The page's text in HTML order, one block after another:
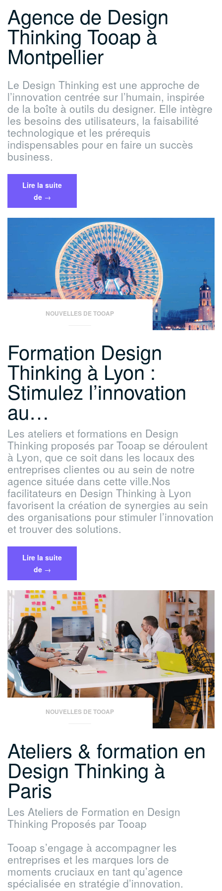
Agence de Design
Thinking Tooap à
Montpellier
Le Design Thinking est une approche de
l’innovation centrée sur l’humain, inspirée
de la boîte à outils du designer. Elle intègre
les besoins des utilisateurs, la faisabilité
technologique et les prérequis
indispensables pour en faire un succès
business.
Lire la suite
de « Agence
de
Design
Tooap
Montpellier »
→
NOUVELLES DE TOOAP
Formation Design
Thinking à Lyon :
Stimulez l’innovation
au…
Les ateliers et formations en Design
Thinking proposés par Tooap se déroulent
à Lyon, que ce soit dans les locaux des
entreprises clientes ou au sein de notre
agence située dans cette ville.Nos
facilitateurs en Design Thinking à Lyon
favorisent la création de synergies au sein
des organisations pour stimuler l’innovation
et trouver des solutions.
Lire la suite
de « Formation
Design
Thinking
à
Lyon
Stimulez
l’innovation
au
cœur
de
votre
entreprise »
→
NOUVELLES DE TOOAP
Ateliers & formation en
Design Thinking à
Paris
Les Ateliers de Formation en Design
Thinking Proposés par Tooap
Tooap s’engage à accompagner les
entreprises et les marques lors de
moments cruciaux en tant qu’agence
spécialisée en stratégie d’innovation.